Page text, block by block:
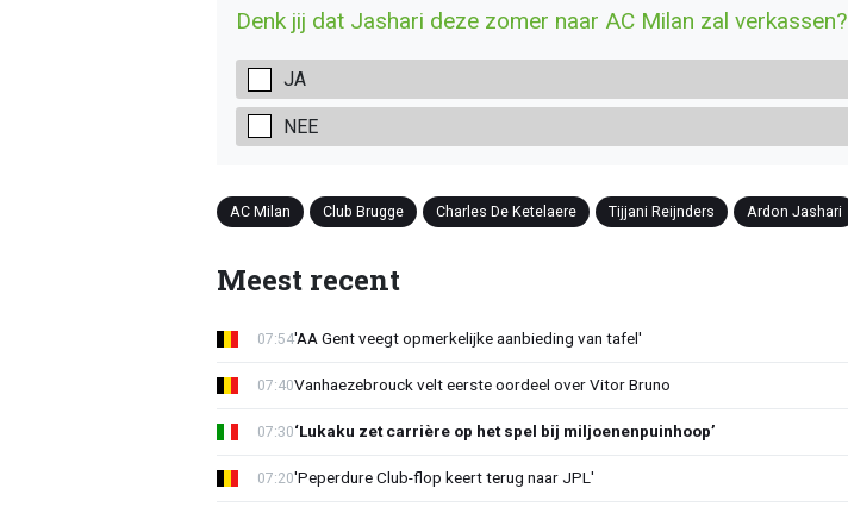
Denk jij dat Jashari deze zomer naar AC Milan zal verkassen?
JA
NEE
AC Milan Club Brugge Charles De Ketelaere Tijjani Reijnders Ardon Jashari
Meest recent
'AA Gent veegt opmerkelijke aanbieding van tafel'
07:54
Vanhaezebrouck velt eerste oordeel over Vitor Bruno
07:40
‘Lukaku zet carrière op het spel bij miljoenenpuinhoop’
07:30
'Peperdure Club-flop keert terug naar JPL'
07:20